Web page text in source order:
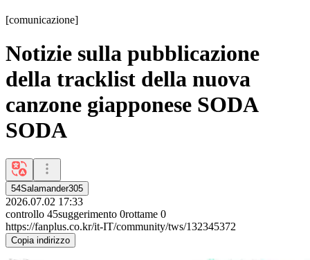
[comunicazione]
Notizie sulla pubblicazione
della tracklist della nuova
canzone giapponese SODA
SODA
54Salamander305
2026.07.02 17:33
controllo 45suggerimento 0rottame 0
https://fanplus.co.kr/it-IT/community/tws/132345372
Copia indirizzo